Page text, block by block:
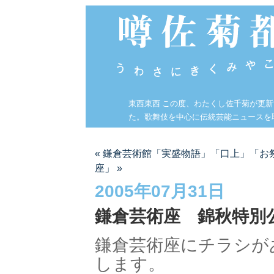
東西東西 この度、わたくし佐千菊が更
た。歌舞伎を中心に伝統芸能ニュース
« 鎌倉芸術館「実盛物語」「口上」「お
座」 »
2005年07月31日
鎌倉芸術座 錦秋特別
鎌倉芸術座にチラシ
します。